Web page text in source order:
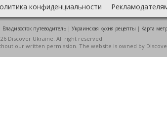
конфиденциальности
Владивосток путеводитель | Украинская кухня рецепты | Карта
Discover Ukraine. All right reserved.
our written permission. The website is owned by